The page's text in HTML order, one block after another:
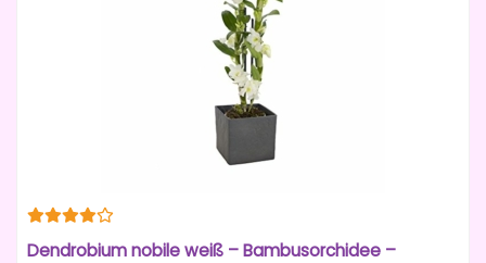
Dendrobium nobile weiß – Bambusorchidee –